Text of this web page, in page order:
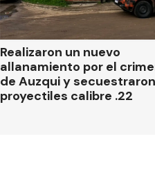
Realizaron un nuevo
allanamiento por el
de Auzqui y secuestraron
proyectiles calibre .22